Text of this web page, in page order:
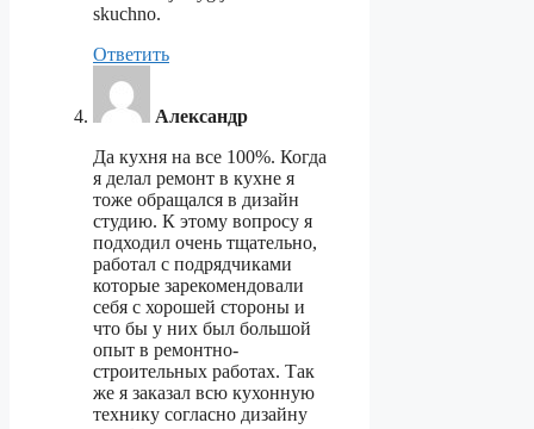
skuchno.
Ответить
Александр
Да кухня на все 100%. Когда
я делал ремонт в кухне я
тоже обращался в дизайн
студию. К этому вопросу я
подходил очень тщательно,
работал с подрядчиками
которые зарекомендовали
себя с хорошей стороны и
что бы у них был большой
опыт в ремонтно-
строительных работах. Так
же я заказал всю кухонную
технику согласно дизайну